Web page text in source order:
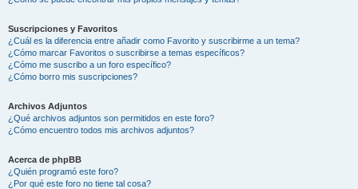
Suscripciones y Favoritos
¿Cuál es la diferencia entre añadir como Favorito y suscribirme a un tema?
¿Cómo marcar Favoritos o suscribirse a temas específicos?
¿Cómo me suscribo a un foro específico?
¿Cómo borro mis suscripciones?
Archivos Adjuntos
¿Qué archivos adjuntos son permitidos en este foro?
¿Cómo encuentro todos mis archivos adjuntos?
Acerca de phpBB
¿Quién programó este foro?
¿Por qué este foro no tiene tal cosa?